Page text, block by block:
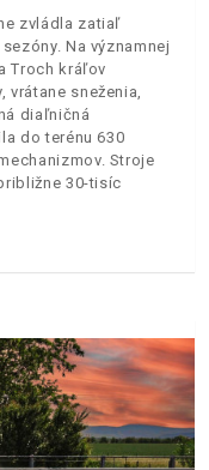
zvládla zatiaľ
Na významnej
Troch kráľov
vrátane sneženia,
diaľničná
do terénu 630
Stroje
30-tisíc